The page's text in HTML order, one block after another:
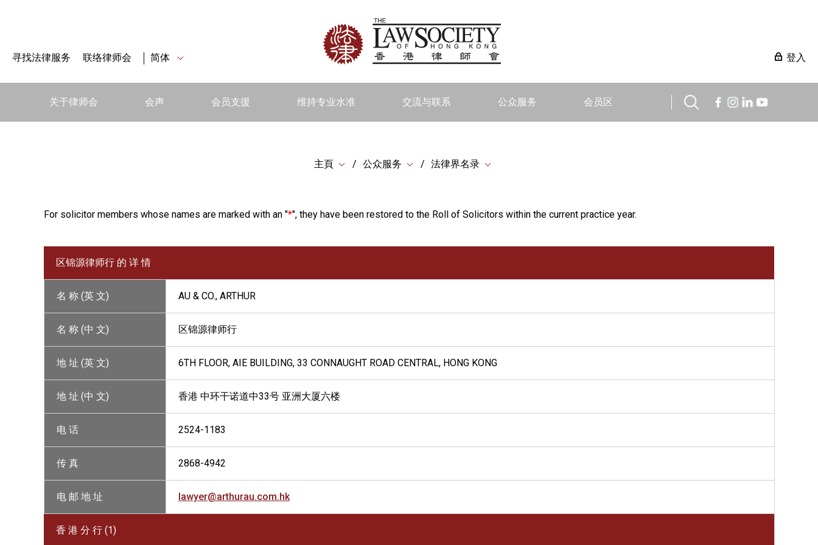
寻找法律服务 联络律师会 简体 登入
关于律师会 会声 会员支援 维持专业水准 交流与联系 公众服务 会员区
主頁 公众服务 法律界名录
For solicitor members whose names are marked with an "*", they have been restored to the Roll of Solicitors within the current practice year.
区锦源律师行 的 详 情
名 称 (英 文) AU & CO., ARTHUR
名 称 (中 文) 区锦源律师行
地 址 (英 文) 6TH FLOOR, AIE BUILDING, 33 CONNAUGHT ROAD CENTRAL, HONG KONG
地 址 (中 文) 香港 中环干诺道中33号 亚洲大厦六楼
电 话 2524-1183
传 真 2868-4942
电 邮 地 址 lawyer@arthurau.com.hk
香 港 分 行 (1)